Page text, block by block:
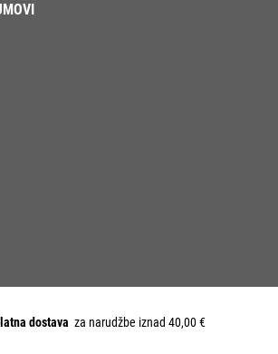
dostava za narudžbe iznad 40,00 €